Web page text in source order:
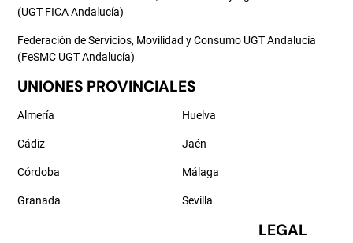
(UGT FICA Andalucía)
Federación de Servicios, Movilidad y Consumo UGT Andalucía
(FeSMC UGT Andalucía)
UNIONES PROVINCIALES
Almería
Cádiz
Córdoba
Granada
Huelva
Jaén
Málaga
Sevilla
LEGAL